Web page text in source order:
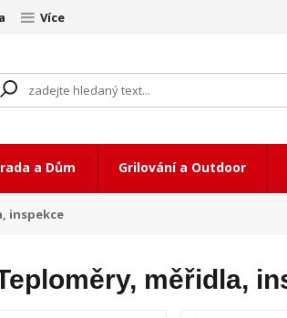
Více
a Dům Grilování a Outdoor
inspekce
měřidla,